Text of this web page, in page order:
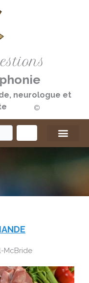
neurologue et
©️
McBride